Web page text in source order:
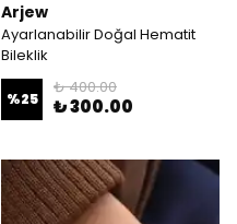
Arjew
Ayarlanabilir Doğal Hematit
Bileklik
%25
₺ 400.00
₺ 300.00